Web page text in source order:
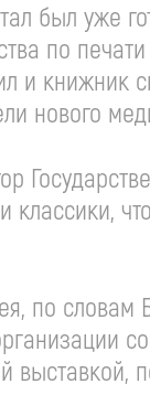
был уже
по
и книжник
нового
классики,
по